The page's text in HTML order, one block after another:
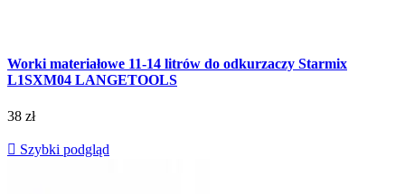
Worki materiałowe 11-14 litrów do odkurzaczy Starmix
L1SXM04 LANGETOOLS
38 zł
 Szybki podgląd